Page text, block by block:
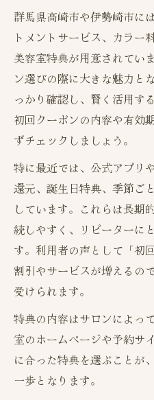
群馬県高崎市や伊勢崎市に
トメントサービス、カラー
美容室特典が用意されてい
ン選びの際に大きな魅力と
っかり確認し、賢く活用す
初回クーポンの内容や有効
ずチェックしましょう。
特に最近では、公式アプリ
還元、誕生日特典、季節ご
しています。これらは長期
続しやすく、リピーターに
す。利用者の声として「初
割引やサービスが増えるの
受けられます。
特典の内容はサロンによっ
室のホームページや予約サ
に合った特典を選ぶことが
一歩となります。